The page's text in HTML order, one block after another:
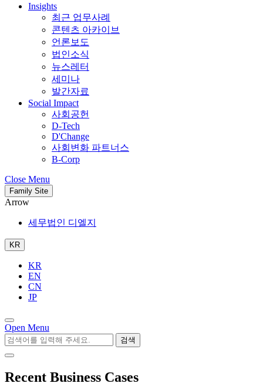
Insights
최근 업무사례
콘텐츠 아카이브
언론보도
법인소식
뉴스레터
세미나
발간자료
Social Impact
사회공헌
D-Tech
D'Change
사회변화 파트너스
B-Corp
Close Menu
Family Site
Arrow
세무법인 디엘지
KR
KR
EN
CN
JP
Open Menu
검색
Recent Business Cases